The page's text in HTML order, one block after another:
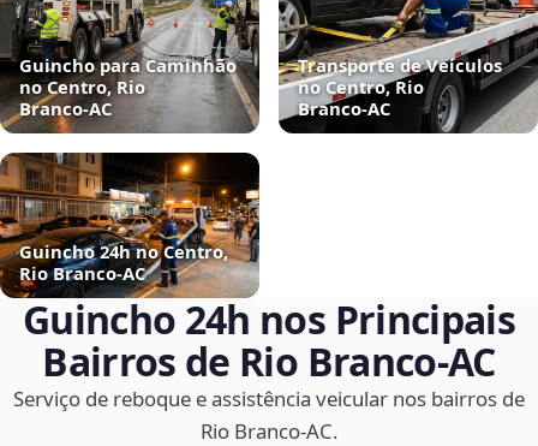
Guincho para Caminhão
no Centro, Rio
Branco‑AC
Transporte de Veículos
no Centro, Rio
Branco‑AC
Guincho 24h no Centro,
Rio Branco‑AC
Guincho 24h nos Principais
Bairros de Rio Branco‑AC
Serviço de reboque e assistência veicular nos bairros de
Rio Branco‑AC.